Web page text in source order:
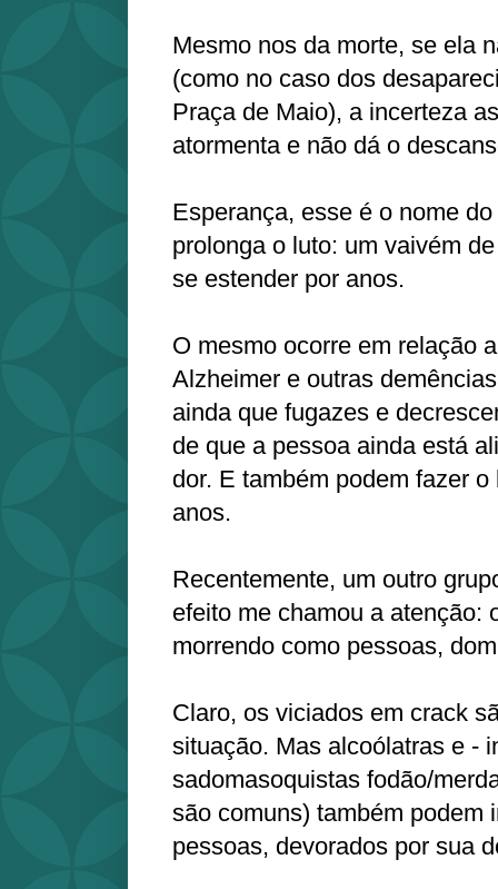
Mesmo nos da morte, se ela
(como no caso dos
Praça de Maio), a incerteza
atormenta e não dá o
Esperança, esse é o nome
prolonga o luto: um vaivém
se estender por anos.
O mesmo ocorre em relação
Alzheimer e outras
ainda que fugazes e
de que a pessoa ainda está
dor. E também podem fazer
anos.
Recentemente, um outro
efeito me chamou a atenção:
morrendo como pessoas,
Claro, os viciados em crack
situação. Mas alcoólatras e -
sadomasoquistas fodão/
são comuns) também podem
pessoas, devorados por sua